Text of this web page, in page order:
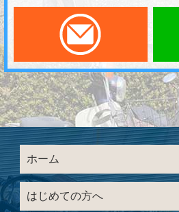
メー
ホーム
はじめての方へ